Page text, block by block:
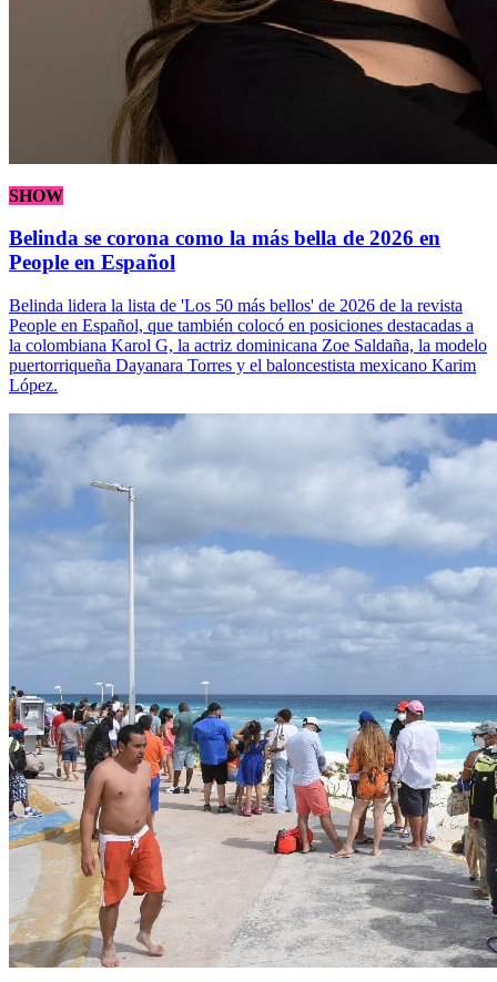
SHOW
Belinda se corona como la más bella de 2026 en
People en Español
Belinda lidera la lista de 'Los 50 más bellos' de 2026 de la revista
People en Español, que también colocó en posiciones destacadas a
la colombiana Karol G, la actriz dominicana Zoe Saldaña, la modelo
puertorriqueña Dayanara Torres y el baloncestista mexicano Karim
López.